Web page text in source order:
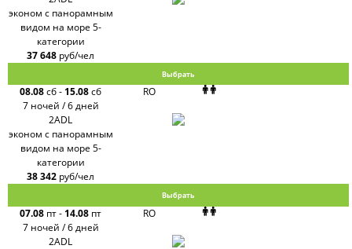
эконом с панорамным
видом на море 5-
категории
37 648 руб/чел
Выбрать
08.08сб- 15.08сб
7 ночей / 6 дней
RO
2ADL
эконом с панорамным
видом на море 5-
категории
38 342 руб/чел
Выбрать
07.08 пт- 14.08 пт
7 ночей / 6 дней
RO
2ADL